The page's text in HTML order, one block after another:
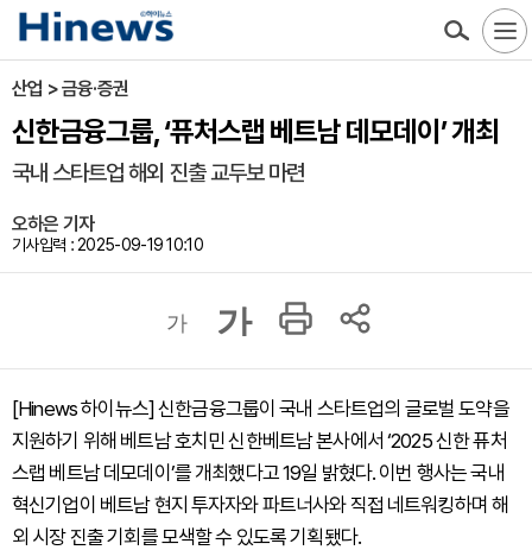
산업 > 금융·증권
신한금융그룹, ‘퓨처스랩 베트남 데모데이’ 개최
국내 스타트업 해외 진출 교두보 마련
오하은 기자
기사입력 : 2025-09-19 10:10
가 가
[Hinews 하이뉴스] 신한금융그룹이 국내 스타트업의 글로벌 도약을
지원하기 위해 베트남 호치민 신한베트남 본사에서 ‘2025 신한 퓨처
스랩 베트남 데모데이’를 개최했다고 19일 밝혔다. 이번 행사는 국내
혁신기업이 베트남 현지 투자자와 파트너사와 직접 네트워킹하며 해
외 시장 진출 기회를 모색할 수 있도록 기획됐다.